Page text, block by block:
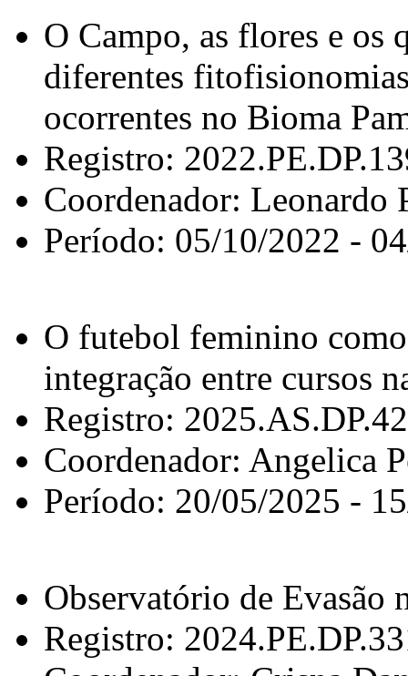
O Campo, as flores e os
diferentes
ocorrentes no Bioma
Registro:
Coordenador: Leonardo
Período: 05/10/2022 -
O futebol feminino
integração entre cursos
Registro:
Coordenador: Angelica
Período: 20/05/2025 -
Observatório de Evasão
Registro: